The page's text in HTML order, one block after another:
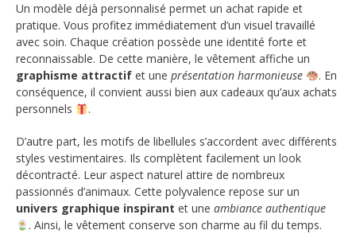
Un modèle déjà personnalisé permet un achat rapide et
pratique. Vous profitez immédiatement d’un visuel travaillé
avec soin. Chaque création possède une identité forte et
reconnaissable. De cette manière, le vêtement affiche un
graphisme attractif et une présentation harmonieuse
. En
conséquence, il convient aussi bien aux cadeaux qu’aux achats
personnels
.
D’autre part, les motifs de libellules s’accordent avec différents
styles vestimentaires. Ils complètent facilement un look
décontracté. Leur aspect naturel attire de nombreux
passionnés d’animaux. Cette polyvalence repose sur un
univers graphique inspirant et une ambiance authentique
. Ainsi, le vêtement conserve son charme au fil du temps.